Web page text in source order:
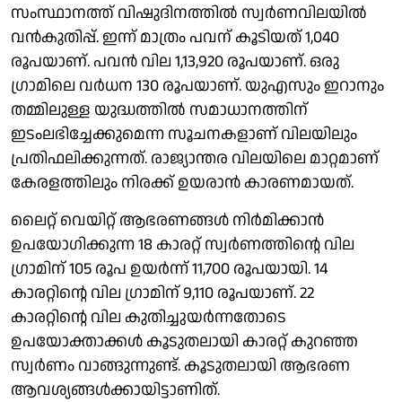
സംസ്ഥാനത്ത് വിഷുദിനത്തില്‍ സ്വര്‍ണവിലയില്‍
വന്‍കുതിപ്പ്. ഇന്ന് മാത്രം പവന് കൂടിയത് 1,040
രൂപയാണ്. പവന്‍ വില 1,13,920 രൂപയാണ്. ഒരു
ഗ്രാമിലെ വര്‍ധന 130 രൂപയാണ്. യുഎസും ഇറാനും
തമ്മിലുള്ള യുദ്ധത്തില്‍ സമാധാനത്തിന്
ഇടംലഭിച്ചേക്കുമെന്ന സൂചനകളാണ് വിലയിലും
പ്രതിഫലിക്കുന്നത്. രാജ്യാന്തര വിലയിലെ മാറ്റമാണ്
കേരളത്തിലും നിരക്ക് ഉയരാന്‍ കാരണമായത്.
ലൈറ്റ് വെയിറ്റ് ആഭരണങ്ങള്‍ നിര്‍മിക്കാന്‍
ഉപയോഗിക്കുന്ന 18 കാരറ്റ് സ്വര്‍ണത്തിന്റെ വില
ഗ്രാമിന് 105 രൂപ ഉയര്‍ന്ന് 11,700 രൂപയായി. 14
കാരറ്റിന്റെ വില ഗ്രാമിന് 9,110 രൂപയാണ്. 22
കാരറ്റിന്റെ വില കുതിച്ചുയര്‍ന്നതോടെ
ഉപയോക്താക്കള്‍ കൂടുതലായി കാരറ്റ് കുറഞ്ഞ
സ്വര്‍ണം വാങ്ങുന്നുണ്ട്. കൂടുതലായി ആഭരണ
ആവശ്യങ്ങള്‍ക്കായിട്ടാണിത്.